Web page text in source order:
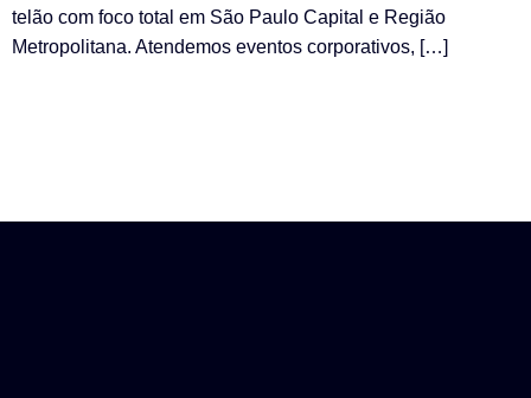
telão com foco total em São Paulo Capital e Região
Metropolitana. Atendemos eventos corporativos, […]